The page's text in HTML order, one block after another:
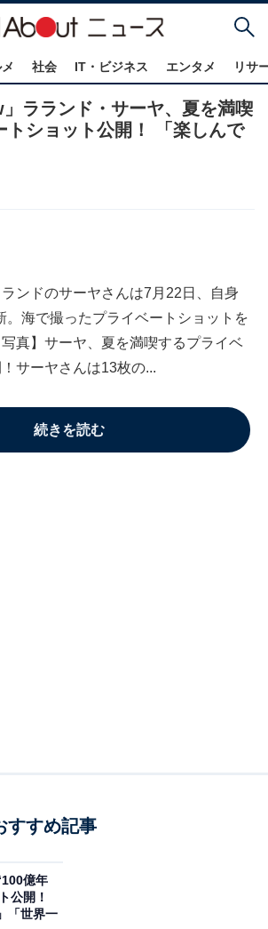
社会 IT・ビジネス エンタメ リサ
」ラランド・サーヤ、夏を満喫
トショット公開！ 「楽しんで
ンドのサーヤさんは7月22日、自身
。海で撮ったプライベートショットを
真】サーヤ、夏を満喫するプライベ
サーヤさんは13枚の...
続きを読む
すすめ記事
億年
公開！
「世界一